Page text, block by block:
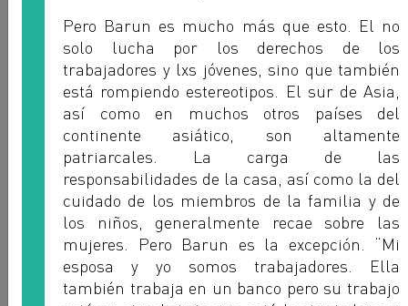
Catherine Ouã©Draogo
FESBACI - BURKINA FASO
Pero Barun es mucho más que esto. El no
solo lucha por los derechos de los
trabajadores y lxs jóvenes, sino que también
está rompiendo estereotipos. El sur de Asia,
así como en muchos otros países del
continente asiático, son altamente
patriarcales. La carga de las
responsabilidades de la casa, así como la del
cuidado de los miembros de la familia y de
los niños, generalmente recae sobre las
mujeres. Pero Barun es la excepción. “Mi
esposa y yo somos trabajadores. Ella
también trabaja en un banco pero su trabajo